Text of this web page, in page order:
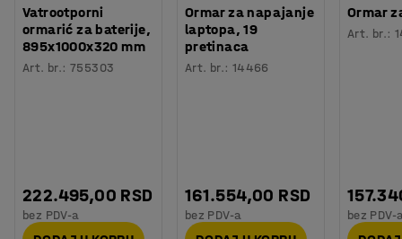
Vatrootporni
ormarić za baterije,
895x1000x320 mm
Art. br.:755303
222.495,00 RSD
bez PDV-a
Ormar za napajanje
laptopa, 19
pretinaca
Art. br.: 14466
161.554,00 RSD
bez PDV-a
Ormar
Art. br.:
bez PDV-